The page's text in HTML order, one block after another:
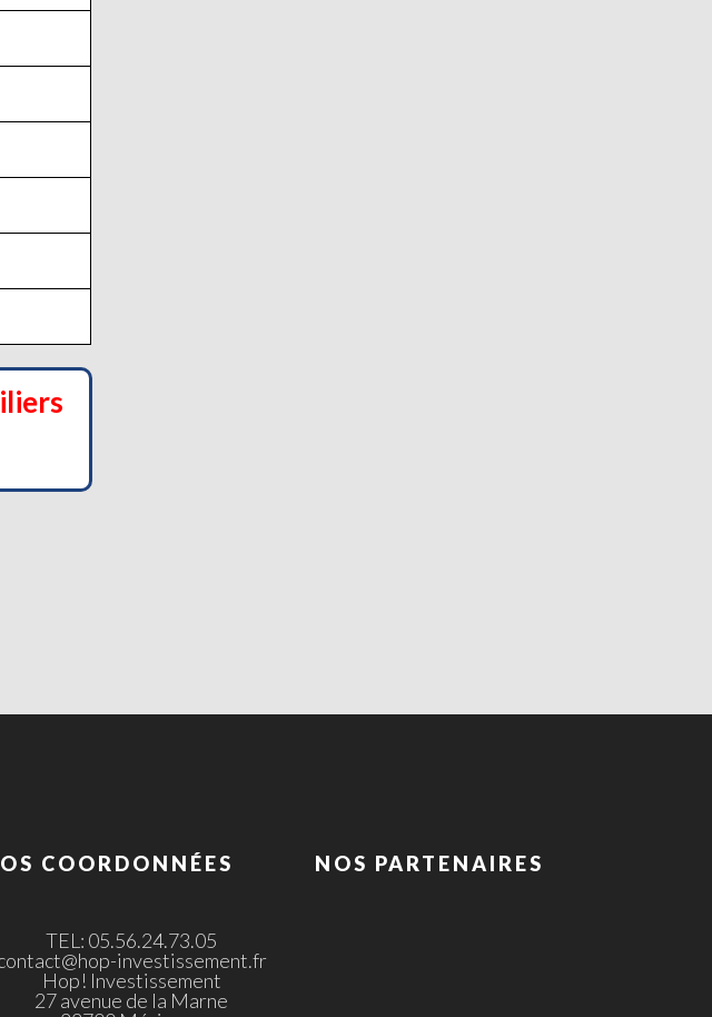
COORDONNÉES
TEL: 05.56.24.73.05
investissement.fr
Hop! Investissement
27 avenue de la Marne
NOS PARTENAIRES